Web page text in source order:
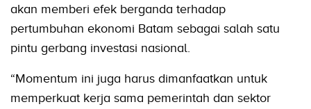
akan memberi efek berganda terhadap
pertumbuhan ekonomi Batam sebagai salah satu
pintu gerbang investasi nasional.
“Momentum ini juga harus dimanfaatkan untuk
memperkuat kerja sama pemerintah dan sektor